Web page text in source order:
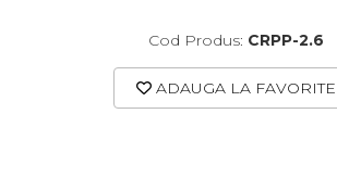
Cod Produs: CRPP-2.6
ADAUGA LA FAVORITE